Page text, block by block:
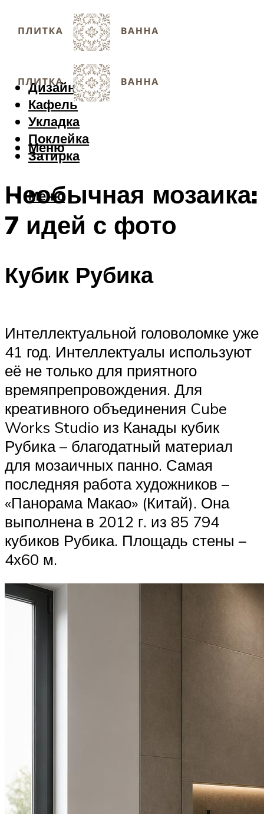
Дизайн
Кафель
Укладка
Поклейка
Затирка
Меню
Меню
Необычная мозаика:
7 идей с фото
Кубик Рубика
Интеллектуальной головоломке уже
41 год. Интеллектуалы используют
её не только для приятного
времяпрепровождения. Для
креативного объединения Cube
Works Studio из Канады кубик
Рубика – благодатный материал
для мозаичных панно. Самая
последняя работа художников –
«Панорама Макао» (Китай). Она
выполнена в 2012 г. из 85 794
кубиков Рубика. Площадь стены –
4х60 м.